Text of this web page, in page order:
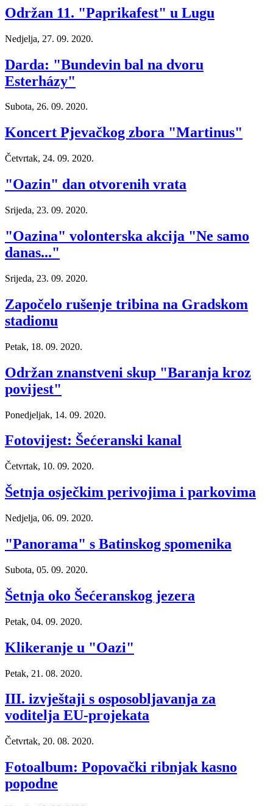
Održan 11. "Paprikafest" u Lugu
Nedjelja, 27. 09. 2020.
Darda: "Bundevin bal na dvoru
Esterházy"
Subota, 26. 09. 2020.
Koncert Pjevačkog zbora "Martinus"
Četvrtak, 24. 09. 2020.
"Oazin" dan otvorenih vrata
Srijeda, 23. 09. 2020.
"Oazina" volonterska akcija "Ne samo
danas..."
Srijeda, 23. 09. 2020.
Započelo rušenje tribina na Gradskom
stadionu
Petak, 18. 09. 2020.
Održan znanstveni skup "Baranja kroz
povijest"
Ponedjeljak, 14. 09. 2020.
Fotovijest: Šećeranski kanal
Četvrtak, 10. 09. 2020.
Šetnja osječkim perivojima i parkovima
Nedjelja, 06. 09. 2020.
"Panorama" s Batinskog spomenika
Subota, 05. 09. 2020.
Šetnja oko Šećeranskog jezera
Petak, 04. 09. 2020.
Klikeranje u "Oazi"
Petak, 21. 08. 2020.
III. izvještaji s osposobljavanja za
voditelja EU-projekata
Četvrtak, 20. 08. 2020.
Fotoalbum: Popovački ribnjak kasno
popodne